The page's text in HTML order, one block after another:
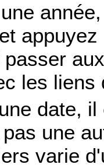
les liens
date,
une
varie